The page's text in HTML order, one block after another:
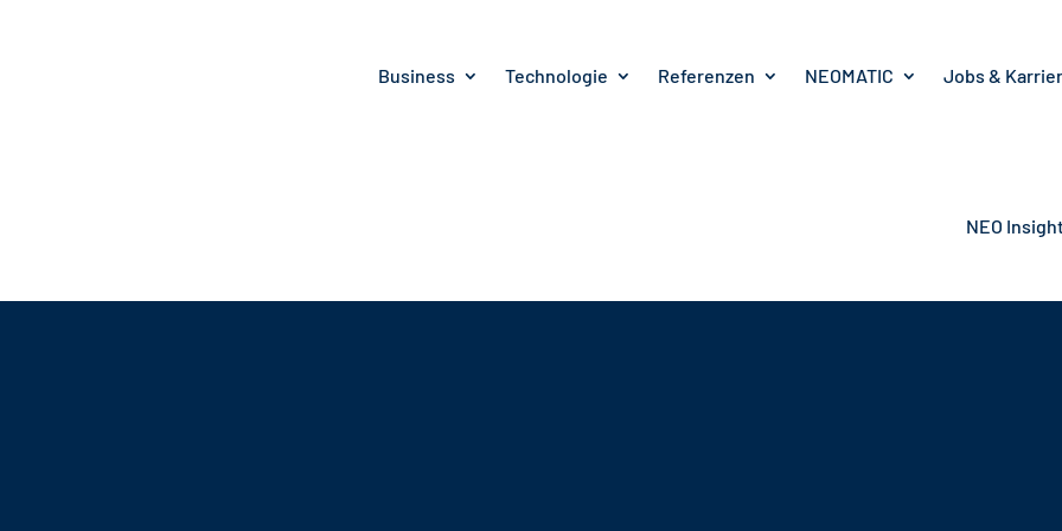
Business Technologie Referenzen NEOMATIC Jobs &
NEO